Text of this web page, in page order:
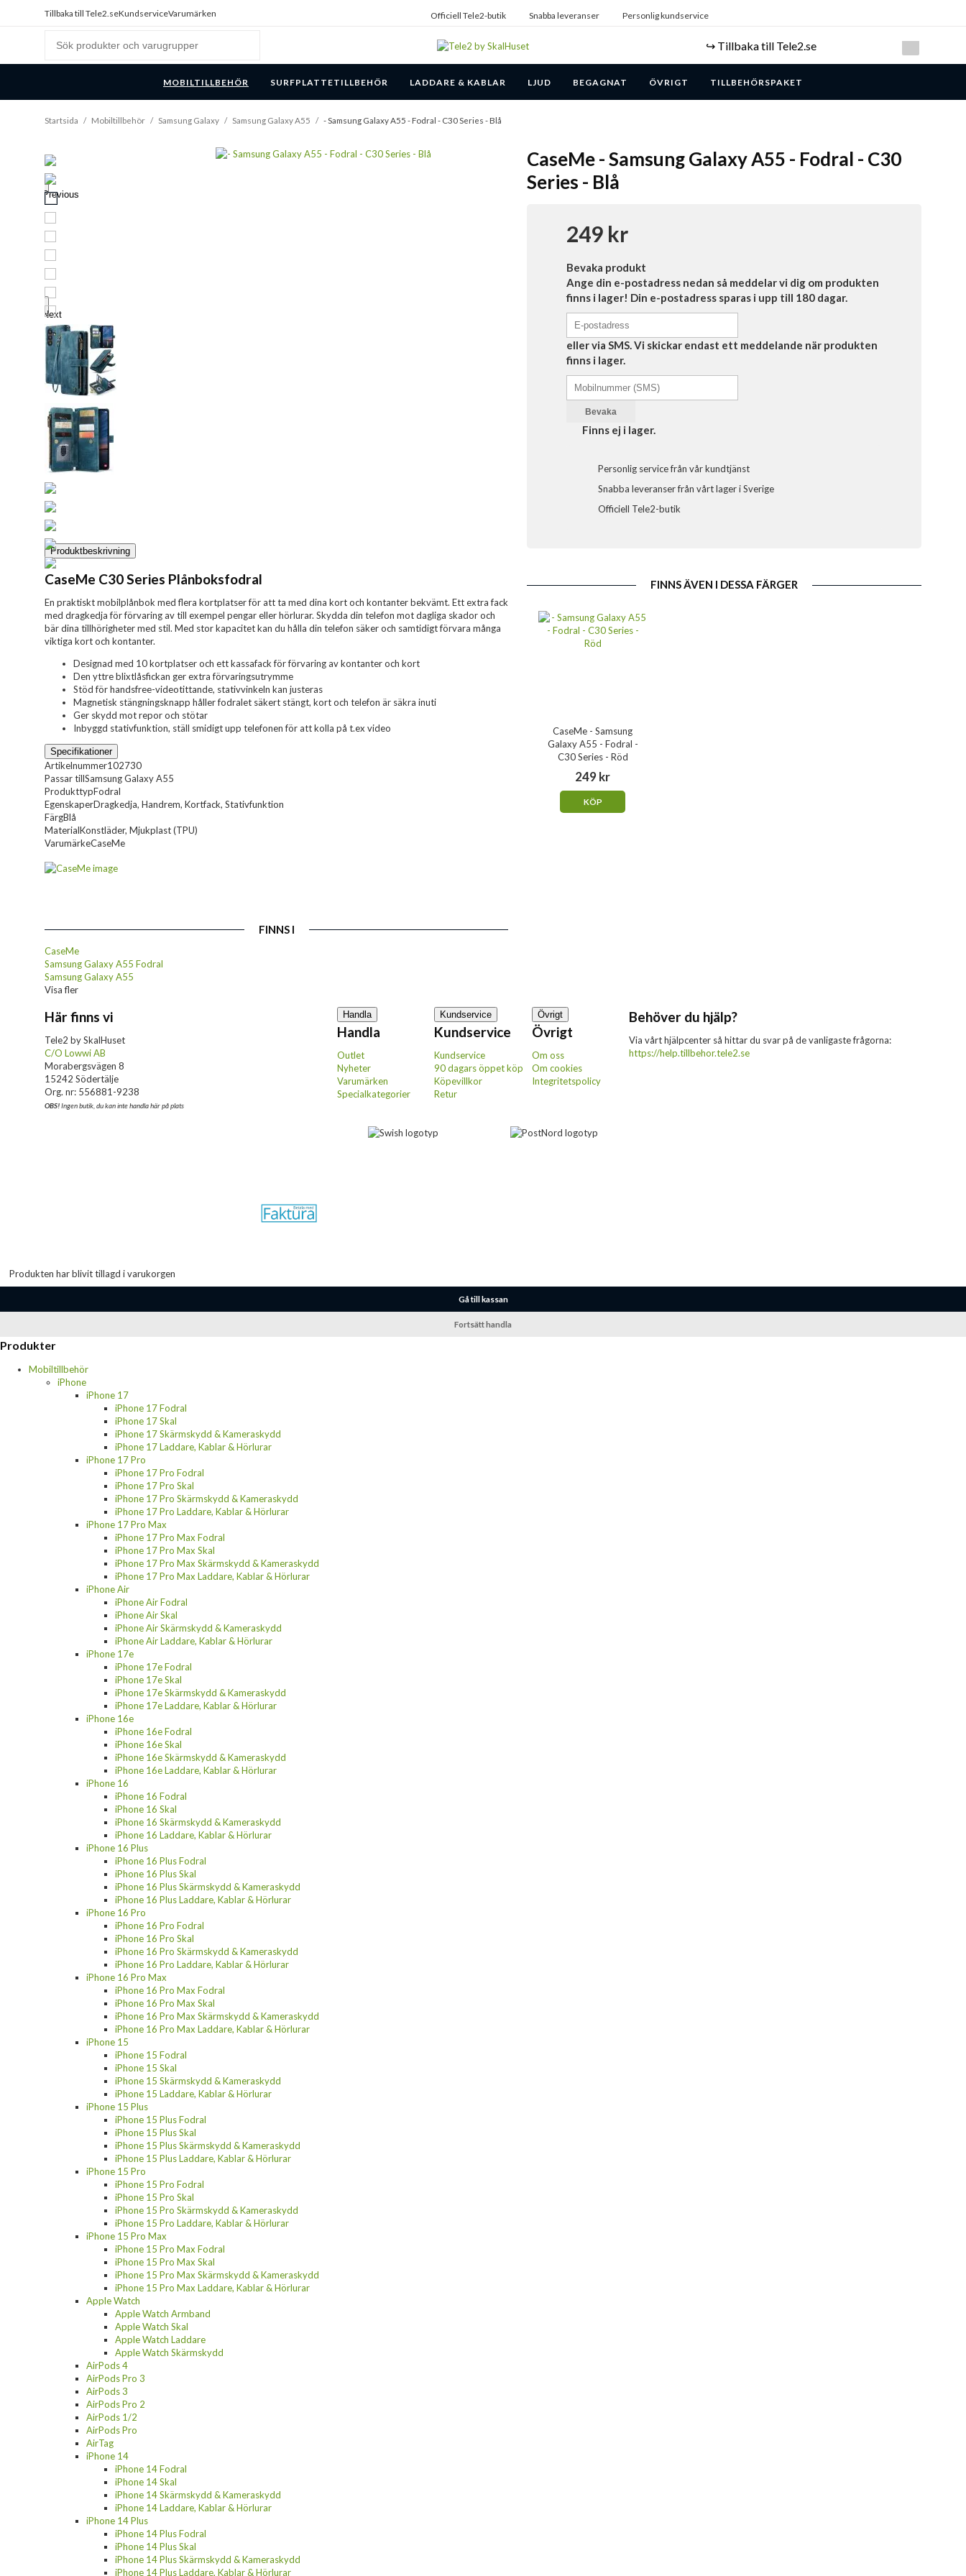
Tillbaka till Tele2.seKundserviceVarumärken Officiell Tele2-butik Snabba leveranser Personlig kundservice
↪️ Tillbaka till Tele2.se
MOBILTILLBEHÖR SURFPLATTETILLBEHÖR LADDARE & KABLAR LJUD BEGAGNAT ÖVRIGT TILLBEHÖRSPAKET
Startsida / Mobiltillbehör / Samsung Galaxy / Samsung Galaxy A55 / - Samsung Galaxy A55 - Fodral - C30 Series - Blå
Previous
Next
CaseMe - Samsung Galaxy A55 - Fodral - C30
Series - Blå
249 kr
Bevaka produkt
Ange din e-postadress nedan så meddelar vi dig om produkten
finns i lager! Din e-postadress sparas i upp till 180 dagar.
eller via SMS. Vi skickar endast ett meddelande när produkten
finns i lager.
Bevaka
Finns ej i lager.
Personlig service från vår kundtjänst
Snabba leveranser från vårt lager i Sverige
Officiell Tele2-butik
FINNS ÄVEN I DESSA FÄRGER
CaseMe - Samsung
Galaxy A55 - Fodral -
C30 Series - Röd
249 kr
KÖP
Produktbeskrivning
CaseMe C30 Series Plånboksfodral
En praktiskt mobilplånbok med flera kortplatser för att ta med dina kort och kontanter bekvämt. Ett extra fack
med dragkedja för förvaring av till exempel pengar eller hörlurar. Skydda din telefon mot dagliga skador och
bär dina tillhörigheter med stil. Med stor kapacitet kan du hålla din telefon säker och samtidigt förvara många
viktiga kort och kontanter.
Designad med 10 kortplatser och ett kassafack för förvaring av kontanter och kort
Den yttre blixtlåsfickan ger extra förvaringsutrymme
Stöd för handsfree-videotittande, stativvinkeln kan justeras
Magnetisk stängningsknapp håller fodralet säkert stängt, kort och telefon är säkra inuti
Ger skydd mot repor och stötar
Inbyggd stativfunktion, ställ smidigt upp telefonen för att kolla på t.ex video
Specifikationer
Artikelnummer102730
Passar tillSamsung Galaxy A55
ProdukttypFodral
EgenskaperDragkedja, Handrem, Kortfack, Stativfunktion
FärgBlå
MaterialKonstläder, Mjukplast (TPU)
VarumärkeCaseMe
FINNS I
CaseMe
Samsung Galaxy A55 Fodral
Samsung Galaxy A55
Visa fler
Här finns vi
Tele2 by SkalHuset
C/O Lowwi AB
Morabergsvägen 8
15242 Södertälje
Org. nr: 556881-9238
OBS!Ingen butik, du kan inte handla här på plats
Handla
Handla
Outlet
Nyheter
Varumärken
Specialkategorier
Kundservice
Kundservice
Kundservice
90 dagars öppet köp
Köpevillkor
Retur
Övrigt
Övrigt
Om oss
Om cookies
Integritetspolicy
Behöver du hjälp?
Via vårt hjälpcenter så hittar du svar på de vanligaste frågorna:
https://help.tillbehor.tele2.se
Produkten har blivit tillagd i varukorgen
Gå till kassan
Fortsätt handla
Produkter
Mobiltillbehör
iPhone
iPhone 17
iPhone 17 Fodral
iPhone 17 Skal
iPhone 17 Skärmskydd & Kameraskydd
iPhone 17 Laddare, Kablar & Hörlurar
iPhone 17 Pro
iPhone 17 Pro Fodral
iPhone 17 Pro Skal
iPhone 17 Pro Skärmskydd & Kameraskydd
iPhone 17 Pro Laddare, Kablar & Hörlurar
iPhone 17 Pro Max
iPhone 17 Pro Max Fodral
iPhone 17 Pro Max Skal
iPhone 17 Pro Max Skärmskydd & Kameraskydd
iPhone 17 Pro Max Laddare, Kablar & Hörlurar
iPhone Air
iPhone Air Fodral
iPhone Air Skal
iPhone Air Skärmskydd & Kameraskydd
iPhone Air Laddare, Kablar & Hörlurar
iPhone 17e
iPhone 17e Fodral
iPhone 17e Skal
iPhone 17e Skärmskydd & Kameraskydd
iPhone 17e Laddare, Kablar & Hörlurar
iPhone 16e
iPhone 16e Fodral
iPhone 16e Skal
iPhone 16e Skärmskydd & Kameraskydd
iPhone 16e Laddare, Kablar & Hörlurar
iPhone 16
iPhone 16 Fodral
iPhone 16 Skal
iPhone 16 Skärmskydd & Kameraskydd
iPhone 16 Laddare, Kablar & Hörlurar
iPhone 16 Plus
iPhone 16 Plus Fodral
iPhone 16 Plus Skal
iPhone 16 Plus Skärmskydd & Kameraskydd
iPhone 16 Plus Laddare, Kablar & Hörlurar
iPhone 16 Pro
iPhone 16 Pro Fodral
iPhone 16 Pro Skal
iPhone 16 Pro Skärmskydd & Kameraskydd
iPhone 16 Pro Laddare, Kablar & Hörlurar
iPhone 16 Pro Max
iPhone 16 Pro Max Fodral
iPhone 16 Pro Max Skal
iPhone 16 Pro Max Skärmskydd & Kameraskydd
iPhone 16 Pro Max Laddare, Kablar & Hörlurar
iPhone 15
iPhone 15 Fodral
iPhone 15 Skal
iPhone 15 Skärmskydd & Kameraskydd
iPhone 15 Laddare, Kablar & Hörlurar
iPhone 15 Plus
iPhone 15 Plus Fodral
iPhone 15 Plus Skal
iPhone 15 Plus Skärmskydd & Kameraskydd
iPhone 15 Plus Laddare, Kablar & Hörlurar
iPhone 15 Pro
iPhone 15 Pro Fodral
iPhone 15 Pro Skal
iPhone 15 Pro Skärmskydd & Kameraskydd
iPhone 15 Pro Laddare, Kablar & Hörlurar
iPhone 15 Pro Max
iPhone 15 Pro Max Fodral
iPhone 15 Pro Max Skal
iPhone 15 Pro Max Skärmskydd & Kameraskydd
iPhone 15 Pro Max Laddare, Kablar & Hörlurar
Apple Watch
Apple Watch Armband
Apple Watch Skal
Apple Watch Laddare
Apple Watch Skärmskydd
AirPods 4
AirPods Pro 3
AirPods 3
AirPods Pro 2
AirPods 1/2
AirPods Pro
AirTag
iPhone 14
iPhone 14 Fodral
iPhone 14 Skal
iPhone 14 Skärmskydd & Kameraskydd
iPhone 14 Laddare, Kablar & Hörlurar
iPhone 14 Plus
iPhone 14 Plus Fodral
iPhone 14 Plus Skal
iPhone 14 Plus Skärmskydd & Kameraskydd
iPhone 14 Plus Laddare, Kablar & Hörlurar